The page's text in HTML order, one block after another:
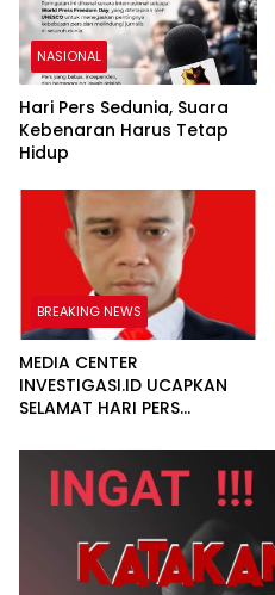
NASIONAL
Hari Pers Sedunia, Suara
Kebenaran Harus Tetap
Hidup
BREAKING NEWS
MEDIA CENTER
INVESTIGASI.ID UCAPKAN
SELAMAT HARI PERS